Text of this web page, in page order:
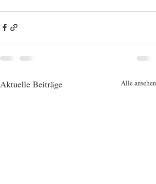
Aktuelle Beiträge Alle ansehen